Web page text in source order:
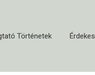
Történetek Érdekes